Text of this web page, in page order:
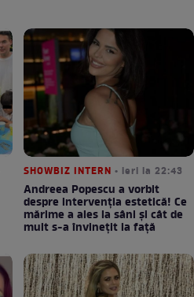
SHOWBIZ INTERN • ieri la 22:43
Andreea Popescu a vorbit
despre intervenția estetică! Ce
mărime a ales la sâni și cât de
mult s-a învinețit la față